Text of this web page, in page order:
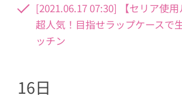
[2021.06.17 07:30] 【セリア使
超人気！目指せラップケースで
ッチン
16日